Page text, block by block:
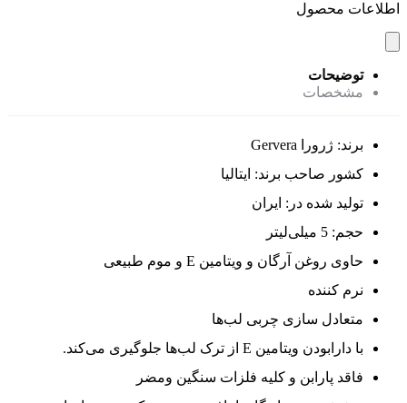
اطلاعات محصول
توضیحات
مشخصات
برند: ژرورا Gervera
کشور صاحب برند: ایتالیا
تولید شده در: ایران
حجم: 5 میلی‌لیتر
حاوی روغن آرگان و ویتامین E و موم طبیعی
نرم کننده
متعادل سازی چربی لب‌ها
با دارابودن ویتامین E از ترک لب‌ها جلوگیری می‌کند.
فاقد پارابن و کلیه فلزات سنگین ومضر